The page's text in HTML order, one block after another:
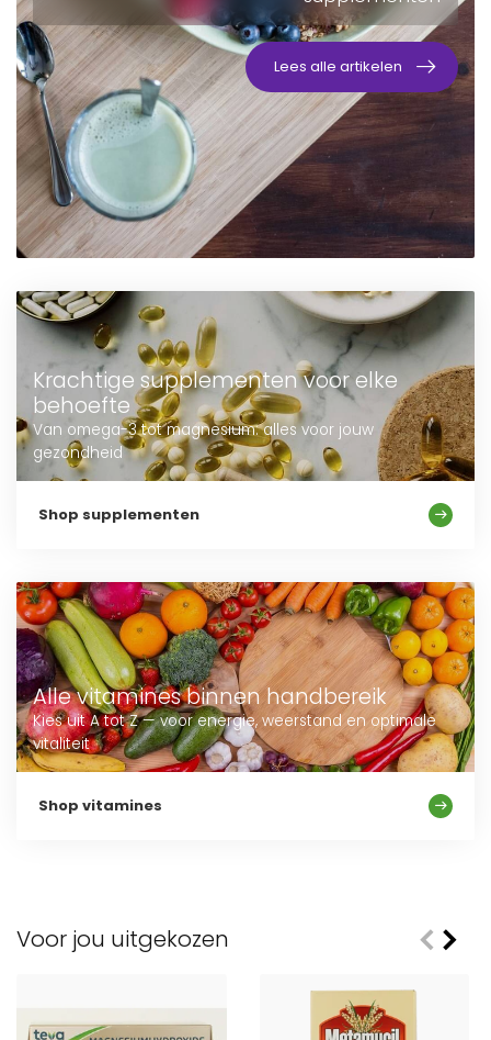
Lees alle artikelen
Krachtige supplementen voor elke
behoefte
Van omega-3 tot magnesium: alles voor jouw
gezondheid
Shop supplementen
Alle vitamines binnen handbereik
Kies uit A tot Z — voor energie, weerstand en optimale
vitaliteit
Shop vitamines
Voor jou uitgekozen